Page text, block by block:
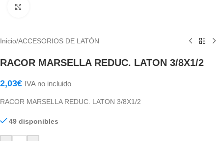
Inicio/ACCESORIOS DE LATÓN
RACOR MARSELLA REDUC. LATON 3/8X1/2
2,03€ IVA no incluido
RACOR MARSELLA REDUC. LATON 3/8X1/2
49 disponibles